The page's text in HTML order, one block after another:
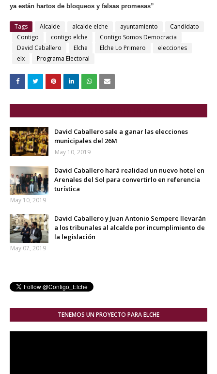
ya están hartos de bloqueos y falsas promesas”.
Tags Alcalde alcalde elche ayuntamiento
Candidato
Contigo
contigo elche
Contigo Somos Democracia
David Caballero
Elche Elche Lo Primero
elecciones
elx
Programa Electoral
David Caballero sale a ganar las elecciones
municipales del 26M
May 10, 2019
David Caballero hará realidad un nuevo hotel en
Arenales del Sol para convertirlo en referencia
turística
May 10, 2019
David Caballero y Juan Antonio Sempere llevarán
a los tribunales al alcalde por incumplimiento de
la legislación
May 07, 2019
TENEMOS UN PROYECTO PARA ELCHE